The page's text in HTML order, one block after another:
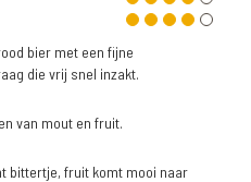
bier met een fijne
die vrij snel inzakt.
van mout en fruit.
bittertje, fruit komt mooi naar